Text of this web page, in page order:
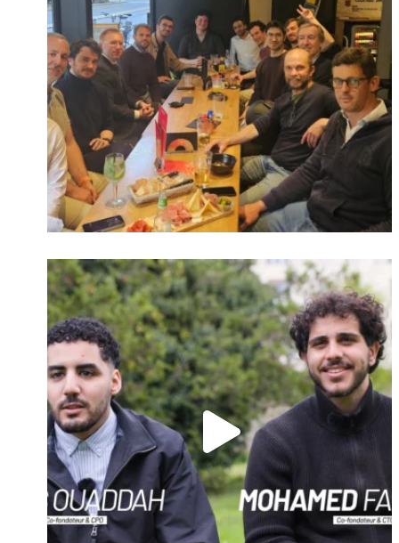
Charger plus Suivre sur Instagram
Identifiant oublié ?
Mot de passe
oublié ?